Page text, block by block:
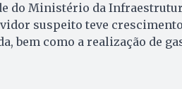
do Ministério da
suspeito teve
bem como a realização de